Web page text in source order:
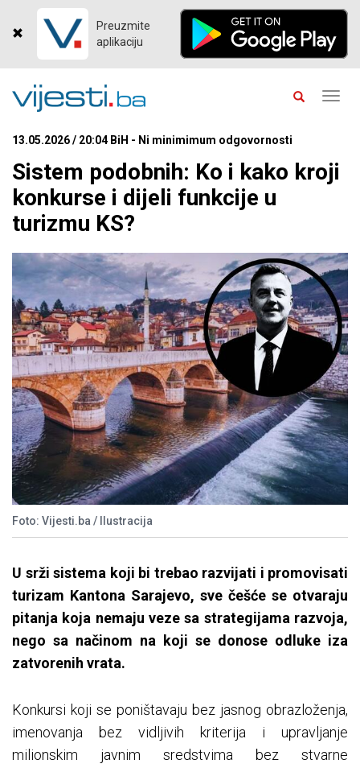
Preuzmite
aplikaciju
13.05.2026 / 20:04 BiH - Ni minimimum odgovornosti
Sistem podobnih: Ko i kako kroji
konkurse i dijeli funkcije u
turizmu KS?
Foto: Vijesti.ba / Ilustracija
U srži sistema koji bi trebao razvijati i promovisati
turizam Kantona Sarajevo, sve češće se otvaraju
pitanja koja nemaju veze sa strategijama razvoja,
nego sa načinom na koji se donose odluke iza
zatvorenih vrata.
Konkursi koji se poništavaju bez jasnog obrazloženja,
imenovanja bez vidljivih kriterija i upravljanje
milionskim javnim sredstvima bez stvarne